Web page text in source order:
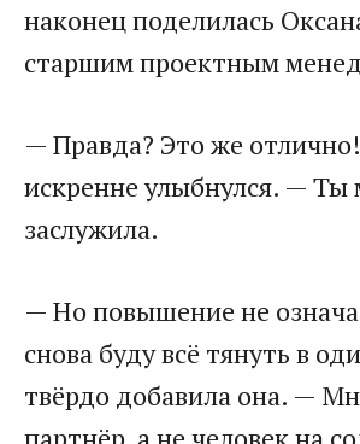
наконец поделилась
старшим проектным
— Правда? Это же
искренне улыбнулся. — Ты
заслужила.
— Но повышение не
снова буду всё тянуть в
твёрдо добавила она. —